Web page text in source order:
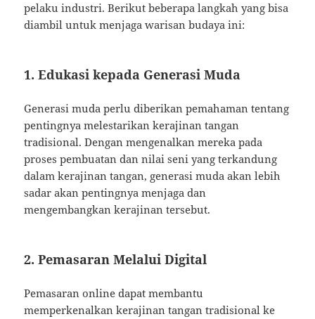
pelaku industri. Berikut beberapa langkah yang bisa
diambil untuk menjaga warisan budaya ini:
1.Edukasi kepada Generasi Muda
Generasi muda perlu diberikan pemahaman tentang
pentingnya melestarikan kerajinan tangan
tradisional. Dengan mengenalkan mereka pada
proses pembuatan dan nilai seni yang terkandung
dalam kerajinan tangan, generasi muda akan lebih
sadar akan pentingnya menjaga dan
mengembangkan kerajinan tersebut.
2.Pemasaran Melalui Digital
Pemasaran online dapat membantu
memperkenalkan kerajinan tangan tradisional ke